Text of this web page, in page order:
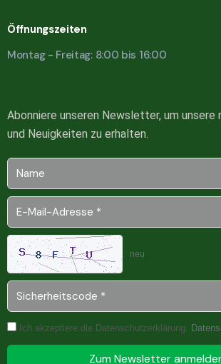
Öffnungszeiten
Montag - Freitag: 8:00 bis 16:00
Abonniere unseren Newsletter, um unsere
und Neuigkeiten zu erhalten.
neu
Ich akzeptiere die Datenschutzerklärung.
Zum Newsletter